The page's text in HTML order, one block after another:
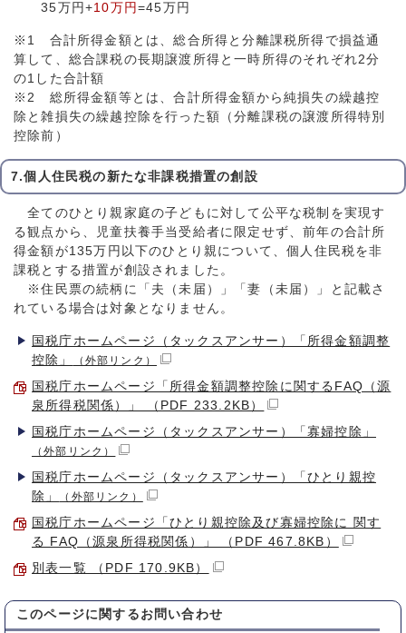
35万円+10万円=45万円
※1 合計所得金額とは、総合所得と分離課税所得で損益通
算して、総合課税の長期譲渡所得と一時所得のそれぞれ2分
の1した合計額
※2 総所得金額等とは、合計所得金額から純損失の繰越控
除と雑損失の繰越控除を行った額（分離課税の譲渡所得特別
控除前）
7.個人住民税の新たな非課税措置の創設
全てのひとり親家庭の子どもに対して公平な税制を実現す
る観点から、児童扶養手当受給者に限定せず、前年の合計所
得金額が135万円以下のひとり親について、個人住民税を非
課税とする措置が創設されました。
※住民票の続柄に「夫（未届）」「妻（未届）」と記載さ
れている場合は対象となりません。
国税庁ホームページ（タックスアンサー）「所得金額調整
控除」
（外部リンク）
国税庁ホームページ「所得金額調整控除に関するFAQ（源
泉所得税関係）」 （PDF 233.2KB）
国税庁ホームページ（タックスアンサー）「寡婦控除」
（外部リンク）
国税庁ホームページ（タックスアンサー）「ひとり親控
除」
（外部リンク）
国税庁ホームページ「ひとり親控除及び寡婦控除に 関す
る FAQ（源泉所得税関係）」 （PDF 467.8KB）
別表一覧 （PDF 170.9KB）
このページに関する お問い合わせ